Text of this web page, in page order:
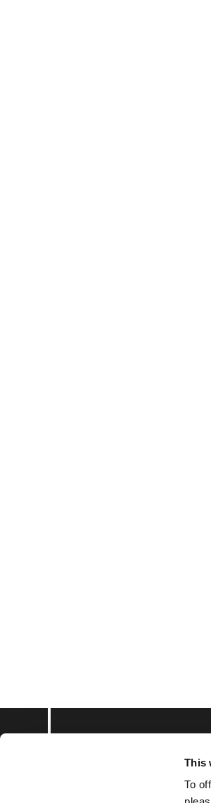
This
To
Subscribe